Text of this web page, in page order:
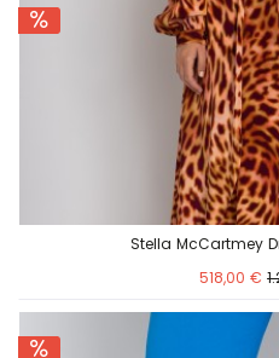
Stella McCartmey
518,00 €